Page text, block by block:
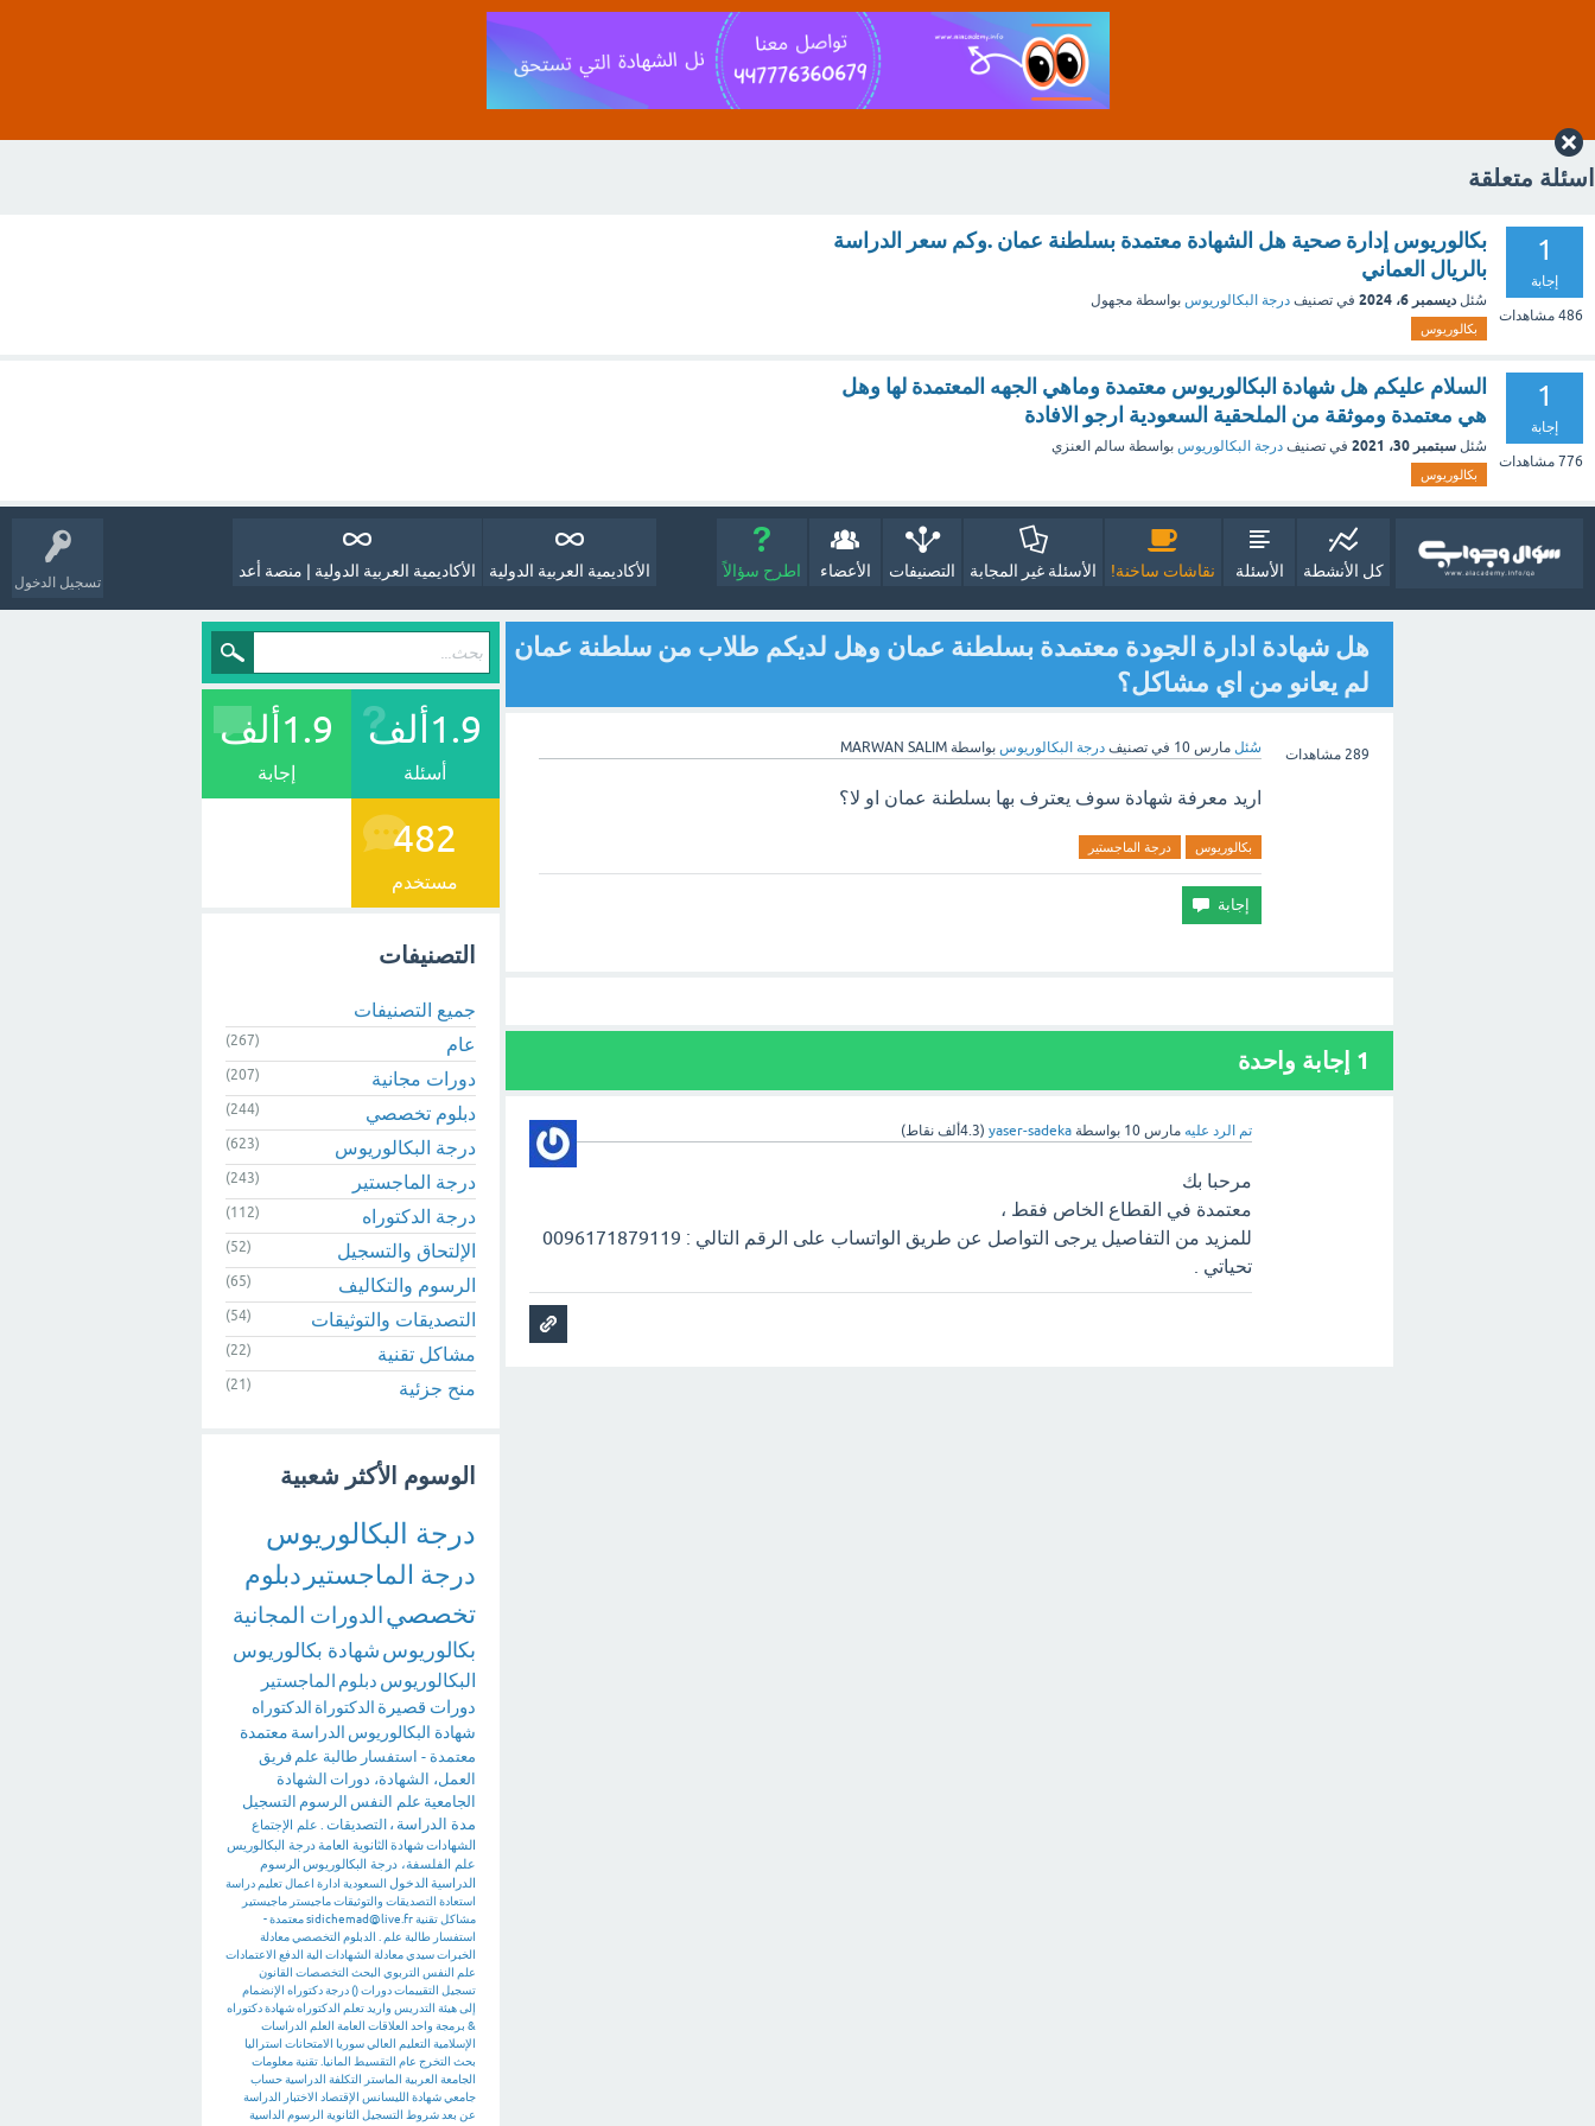
اسئلة متعلقة
1
إجابة
486 مشاهدات
بكالوريوس إدارة صحية هل الشهادة معتمدة بسلطنة عمان .وكم سعر الدراسة
بالريال العماني
سُئل ديسمبر 6، 2024 في تصنيف درجة البكالوريوس بواسطة مجهول
بكالوريوس
1
إجابة
776 مشاهدات
السلام عليكم هل شهادة البكالوريوس معتمدة وماهي الجهه المعتمدة لها وهل
هي معتمدة وموثقة من الملحقية السعودية ارجو الافادة
سُئل سبتمبر 30، 2021 في تصنيف درجة البكالوريوس بواسطة سالم العنزي
بكالوريوس
تسجيل الدخول
كل الأنشطة الأسئلة نقاشات ساخنة! الأسئلة غير المجابة التصنيفات الأعضاء اطرح سؤالاً الأكاديمية العربية الدولية | منصة أعد الأكاديمية العربية الدولية
هل شهادة ادارة الجودة معتمدة بسلطنة عمان وهل لديكم طلاب من سلطنة عمان
لم يعانو من اي مشاكل؟
289 مشاهدات سُئل مارس 10 في تصنيف درجة البكالوريوس بواسطة MARWAN SALIM
اريد معرفة شهادة سوف يعترف بها بسلطنة عمان او لا؟
بكالوريوس درجة الماجستير
1 إجابة واحدة
تم الرد عليه مارس 10 بواسطةyaser-sadeka
(4.3ألف نقاط)
مرحبا بك
معتمدة في القطاع الخاص فقط ،
للمزيد من التفاصيل يرجى التواصل عن طريق الواتساب على الرقم التالي : 0096171879119
تحياتي .
1.9ألف
أسئلة
1.9ألف
إجابة
482
مستخدم
التصنيفات
جميع التصنيفات
عام
(267)
دورات مجانية (207)
دبلوم تخصصي (244)
درجة البكالوريوس (623)
درجة الماجستير (243)
درجة الدكتوراه (112)
الإلتحاق والتسجيل (52)
الرسوم والتكاليف (65)
التصديقات والتوثيقات (54)
مشاكل تقنية (22)
منح جزئية (21)
الوسوم الأكثر شعبية
درجة البكالوريوس
درجة الماجستير دبلوم
تخصصيالدورات المجانية
بكالوريوس شهادة بكالوريوس
البكالوريوس دبلوم الماجستير
دورات قصيرة الدكتوراة الدكتوراه
شهادة البكالوريوس الدراسة معتمدة
معتمدة - استفسار طالبة علم فريق
العمل، الشهادة، دورات الشهادة
الجامعية علم النفس الرسوم التسجيل
مدة الدراسة ، التصديقات . علم الإجتماع
الشهاداتشهادة الثانوية العامةدرجة البكالوريس
علم الفلسفة، درجة البكالوريوس الرسوم
الدراسية الدخول السعودية ادارة اعمالتعليم دراسة
استعادة التصديقات والتوثيقاتماجيستر ماجيستير
مشاكل تقنيةsidichemad@live.frمعتمدة -
استفسار طالبة علم . الدبلوم التخصصيمعادلة
الخبراتسيديمعادلة الشهادات الية الدفع الاعتمادات
علم النفس التربوي البحث التخصصات القانون
تسجيل التقييماتدورات()درجة دكتوراه الإنضمام
إلى هيئة التدريس واريد تعلم الدكتوراهشهادة دكتوراه
& برمجة واحد العلاقات العامة العلم الدراسات
الإسلامية التعليم العاليسوريا الامتحانات استراليا
بحث التخرج عام التقسيط المانيا. تقنية معلومات
الجامعة العربية الماستر التكلفة الدراسيةحساب
جامعيشهادة الليسانس الإقتصاد الاختبار
الدراسة
عن بعدشروط التسجيل الثانوية الرسوم الداسية